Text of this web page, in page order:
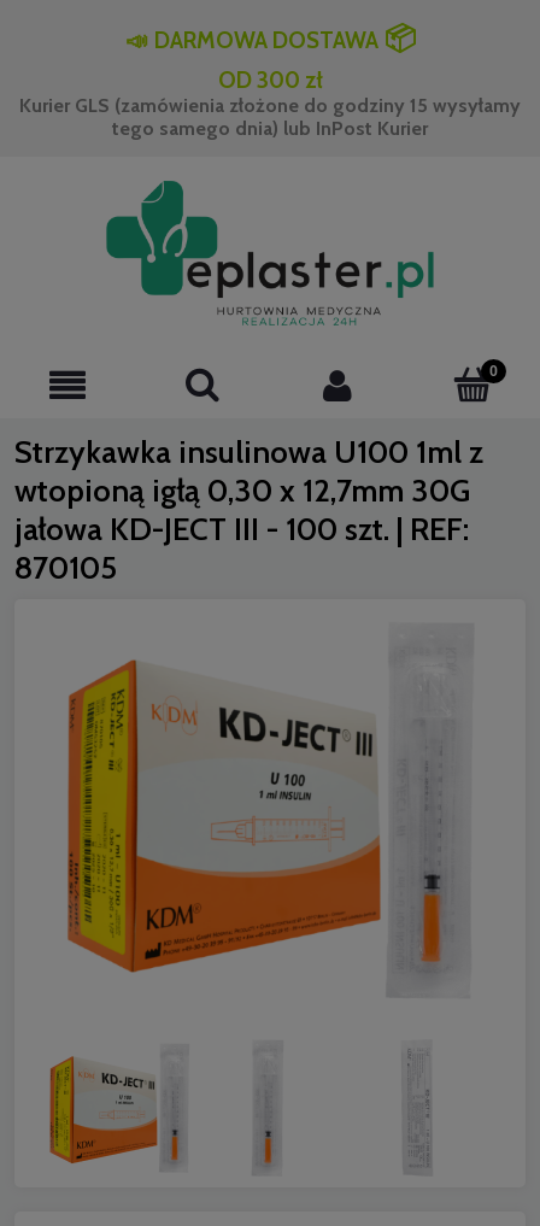
📣 DARMOWA DOSTAWA📦
OD 300 zł
Kurier GLS (zamówienia złożone do godziny 15 wysyłamy
tego samego dnia) lub InPost Kurier
Strzykawka insulinowa U100 1ml z
wtopioną igłą 0,30 x 12,7mm 30G
jałowa KD-JECT III - 100 szt. | REF:
870105